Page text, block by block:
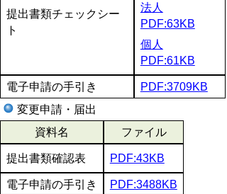
提出書類チェックシー
ト
法人
PDF:63KB
個人
PDF:61KB
電子申請の手引き
PDF:3709KB
変更申請・届出
資料名
ファイル
提出書類確認表 PDF:43KB
電子申請の手引き
PDF:3488KB